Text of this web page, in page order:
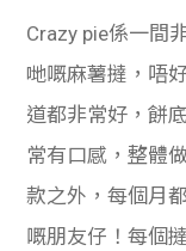
Crazy pie係一間
哋嘅麻薯撻，唔
道都非常好，餅
常有口感，整體
款之外，每個月
嘅朋友仔！每個